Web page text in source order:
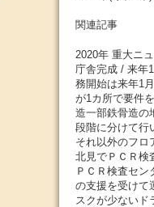
関連記事
2020年 重大ニ
庁舎完成 / 来年
務開始は来年1
が1カ所で要件
造一部鉄骨造の
段階に分けて行
それ以外のフロ
北見でＰＣＲ検
ＰＣＲ検査セ
の支援を受けて
スクが少ないド